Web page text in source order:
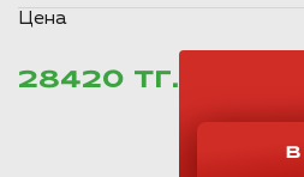
Цена
28420 ТГ.